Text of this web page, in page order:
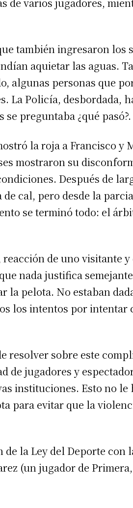
también ingresaron los
aquietar las aguas.
algunas personas que
La Policía, desbordada,
preguntaba ¿qué pasó?.
la roja a Francisco y
mostraron su
Después de
cal, pero desde la
se terminó todo: el
de uno visitante
nada justifica
la pelota. No estaban
los intentos por
resolver sobre este
de jugadores y
instituciones. Esto no le
para evitar que la
la Ley del Deporte con
(un jugador de